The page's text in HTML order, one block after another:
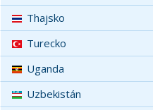
Thajsko
Turecko
Uganda
Uzbekistán